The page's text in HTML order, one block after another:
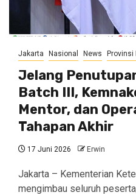
Jakarta Nasional News Provinsi
Jelang
Batch III,
Mentor, dan
Tahapan Akhir
17 Juni 2026 Erwin
Jakarta – Kementerian
mengimbau seluruh